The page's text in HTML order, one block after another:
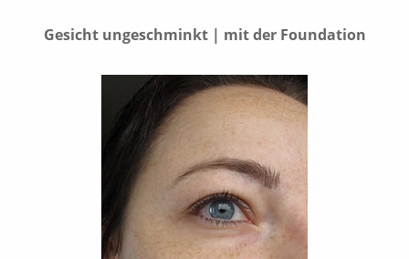
Gesicht ungeschminkt | mit der Foundation